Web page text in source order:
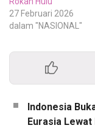
27 Februari 2026
dalam "NASIONAL"
Indonesia
Eurasia Lewat